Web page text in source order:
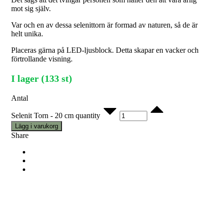
mot sig själv.
Var och en av dessa selenittorn är formad av naturen, så de är
helt unika.
Placeras gärna på LED-ljusblock. Detta skapar en vacker och
förtrollande visning.
I lager (133 st)
Antal
Selenit Torn - 20 cm quantity
Lägg i varukorg
Share